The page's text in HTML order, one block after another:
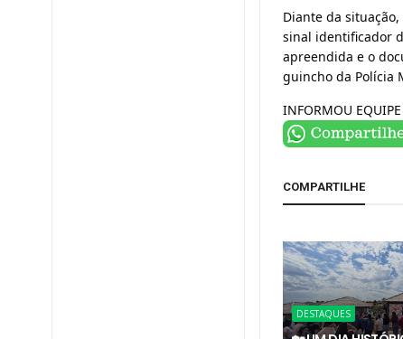
Diante da
sinal identificador
apreendida e o
guincho da Polícia
INFORMOU
COMPARTILHE
DESTAQUES